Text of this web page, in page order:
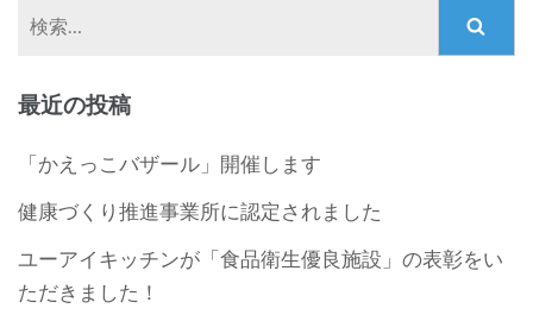
最近の投稿
「かえっこバザール」開催します
健康づくり推進事業所に認定されました
ユーアイキッチンが「食品衛生優良施設」の表彰をい
ただきました！